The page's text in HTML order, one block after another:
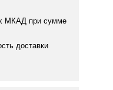
МКАД при сумме
доставки